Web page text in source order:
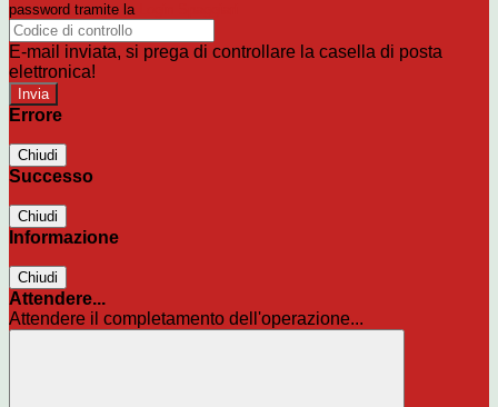
password tramite la
E-mail inviata, si prega di controllare la casella di posta
elettronica!
Errore
Chiudi
Successo
Chiudi
Informazione
Chiudi
Attendere...
Attendere il completamento dell'operazione...